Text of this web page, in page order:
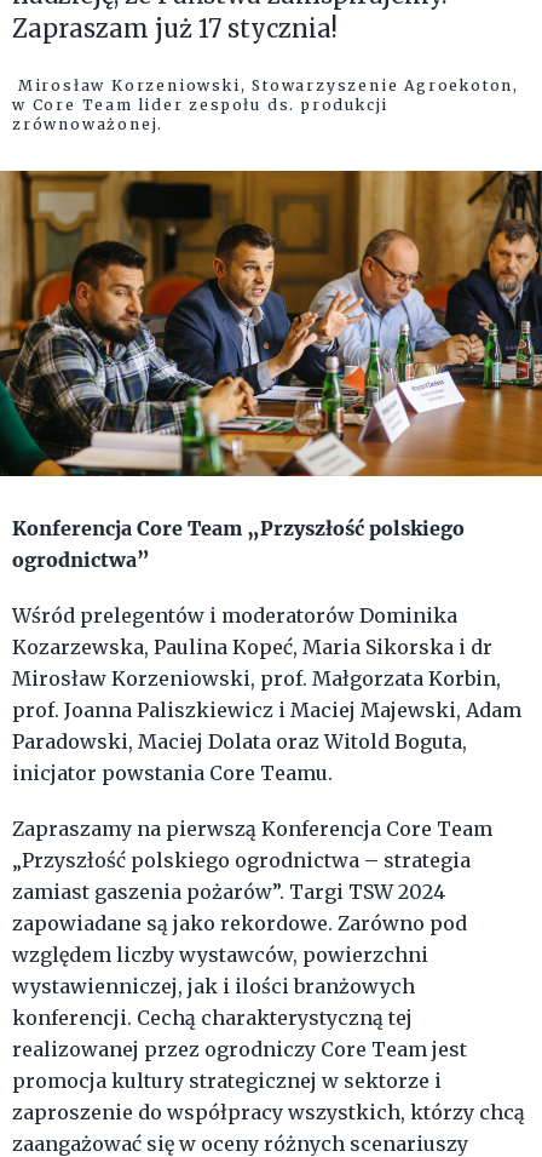
Zapraszam już 17 stycznia!
Mirosław Korzeniowski, Stowarzyszenie Agroekoton,
w Core Team lider zespołu ds. produkcji
zrównoważonej.
Konferencja Core Team „Przyszłość polskiego
ogrodnictwa”
Wśród prelegentów i moderatorów Dominika
Kozarzewska, Paulina Kopeć, Maria Sikorska i dr
Mirosław Korzeniowski, prof. Małgorzata Korbin,
prof. Joanna Paliszkiewicz i Maciej Majewski, Adam
Paradowski, Maciej Dolata oraz Witold Boguta,
inicjator powstania Core Teamu.
Zapraszamy na pierwszą Konferencja Core Team
„Przyszłość polskiego ogrodnictwa – strategia
zamiast gaszenia pożarów”. Targi TSW 2024
zapowiadane są jako rekordowe. Zarówno pod
względem liczby wystawców, powierzchni
wystawienniczej, jak i ilości branżowych
konferencji. Cechą charakterystyczną tej
realizowanej przez ogrodniczy Core Team jest
promocja kultury strategicznej w sektorze i
zaproszenie do współpracy wszystkich, którzy chcą
zaangażować się w oceny różnych scenariuszy